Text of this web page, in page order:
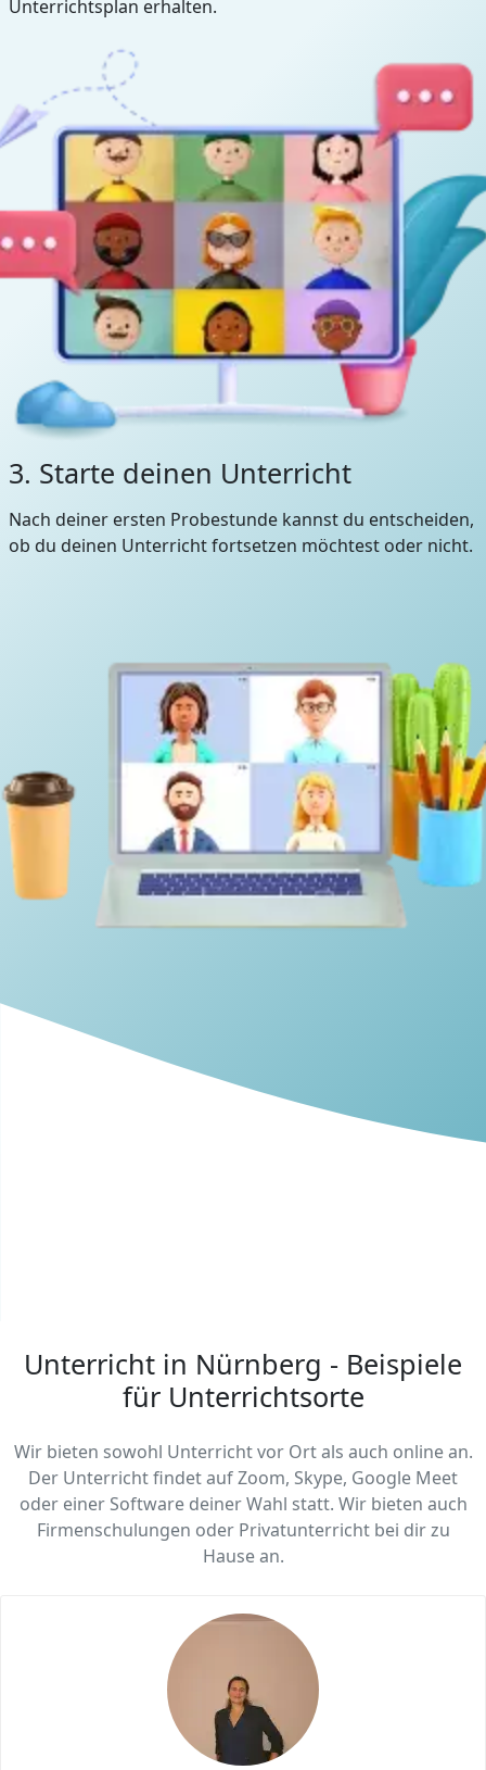
Unterrichtsplan erhalten.
3. Starte deinen Unterricht
Nach deiner ersten Probestunde kannst du entscheiden,
ob du deinen Unterricht fortsetzen möchtest oder nicht.
Unterricht in Nürnberg - Beispiele
für Unterrichtsorte
Wir bieten sowohl Unterricht vor Ort als auch online an.
Der Unterricht findet auf Zoom, Skype, Google Meet
oder einer Software deiner Wahl statt. Wir bieten auch
Firmenschulungen oder Privatunterricht bei dir zu
Hause an.